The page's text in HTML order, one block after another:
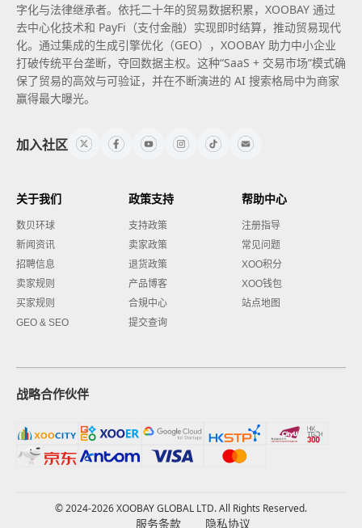
字化与法律继承者。依托二十年的贸易数据积累，XOOBAY 通过
去中心化技术和 PayFi（支付金融）实现即时结算，推动贸易现代
化。通过集成的生成引擎优化（GEO），XOOBAY 助力中小企业
打破传统平台垄断，夺回数据主权。这种“SaaS + 交易市场”模式确
保了贸易的高效与可验证，并在不断演进的 AI 搜索格局中为商家
赢得最大曝光。
加入社区
关于我们
数贝环球
新闻资讯
招聘信息
卖家规则
买家规则
GEO & SEO
政策支持
支持政策
卖家政策
退货政策
产品博客
合規中心
提交查询
帮助中心
注册指导
常见问题
XOO积分
XOO钱包
站点地图
战略合作伙伴
© 2024-2026 XOOBAY GLOBAL LTD. All Rights Reserved.
服务条款 隐私协议